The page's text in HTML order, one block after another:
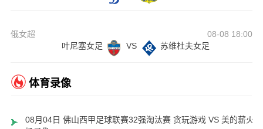
俄女超
08-08 18:00
叶尼塞女足
VS 苏维杜夫女足
体育录像
08月04日 佛山西甲足球联赛32强淘汰赛 贪玩游戏 VS 美的薪火